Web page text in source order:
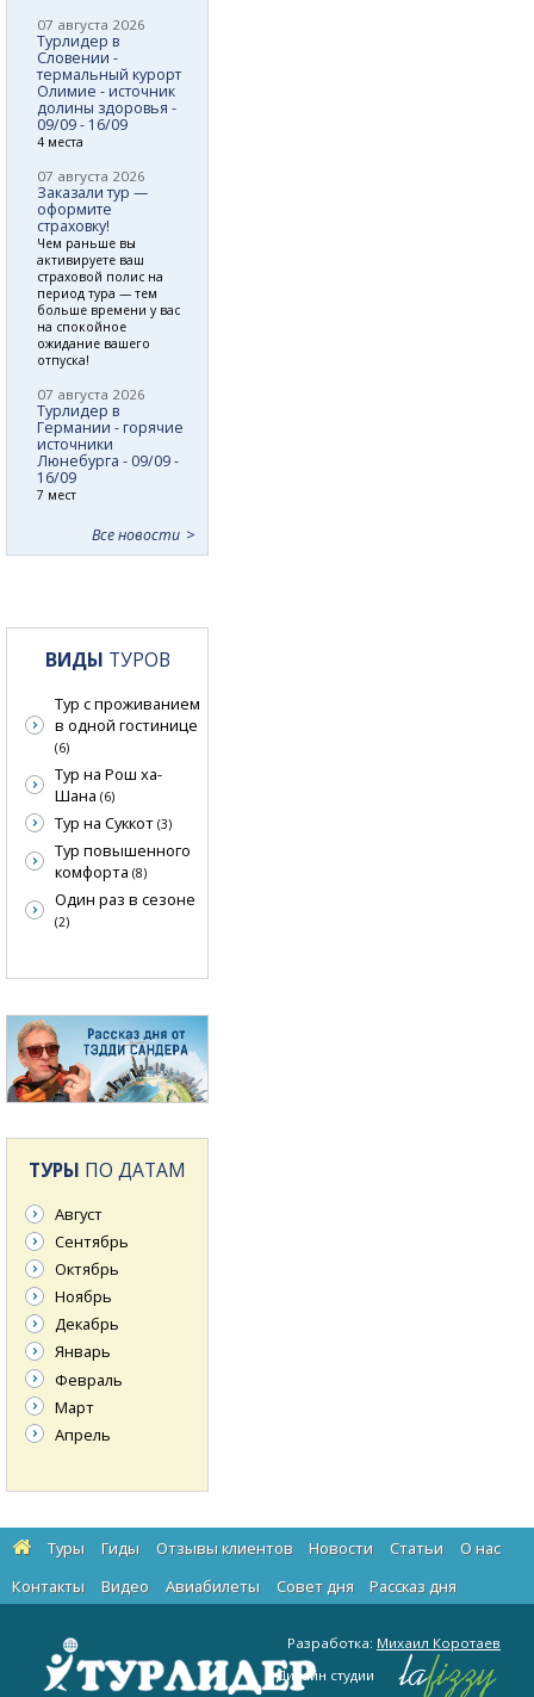
07 августа 2026
Турлидер в
Словении -
термальный курорт
Олимие - источник
долины здоровья -
09/09 - 16/09
4 места
07 августа 2026
Заказали тур —
оформите
страховку!
Чем раньше вы
активируете ваш
страховой полис на
период тура — тем
больше времени у вас
на спокойное
ожидание вашего
отпуска!
07 августа 2026
Турлидер в
Германии - горячие
источники
Люнебурга - 09/09 -
16/09
7 мест
Все новости
ВИДЫ ТУРОВ
Тур с проживанием
в одной гостинице
(6)
Тур на Рош ха-
Шана (6)
Тур на Суккот (3)
Тур повышенного
комфорта (8)
Один раз в сезоне
(2)
ТУРЫ ПО ДАТАМ
Август
Сентябрь
Октябрь
Ноябрь
Декабрь
Январь
Февраль
Март
Апрель
Туры Гиды Отзывы клиентов Новости Статьи
О нас
Контакты
Видео Авиабилеты Cовет дня Рассказ дня
Разработка: Михаил Коротаев
Дизайн студии